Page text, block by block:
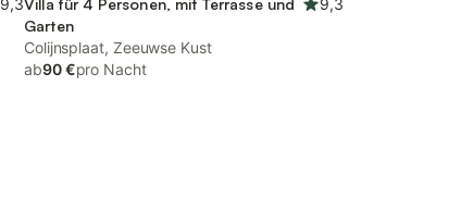
9,3Villa für 4 Personen, mit Terrasse und
Garten
9,3
Colijnsplaat, Zeeuwse Kust
ab90 €pro Nacht